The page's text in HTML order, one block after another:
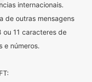
internacionais.
de outras mensagens
ou 11 caracteres de
e números.